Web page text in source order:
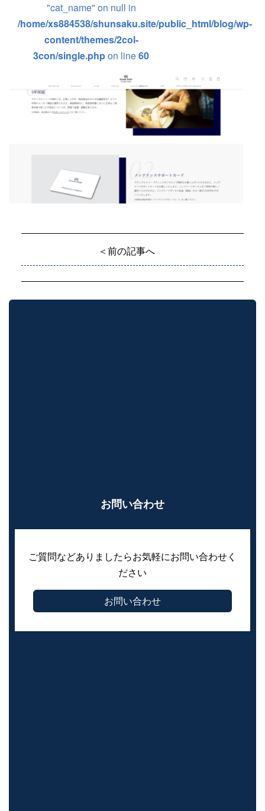
"cat_name" on null in
/home/xs884538/shunsaku.site/public_html/blog/wp-
content/themes/2col-
3con/single.phpon line60
＜前の記事へ
お問い合わせ
ご質問などありましたらお気軽にお問い合わせく
ださい
お問い合わせ